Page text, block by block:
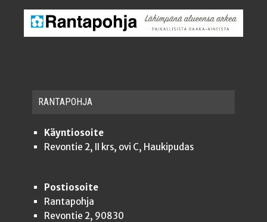
RAN­TA­POH­JA
Käyntiosoite
Revontie 2, II krs, ovi C, Haukipudas
Postiosoite
Rantapohja
Revontie 2, 90830